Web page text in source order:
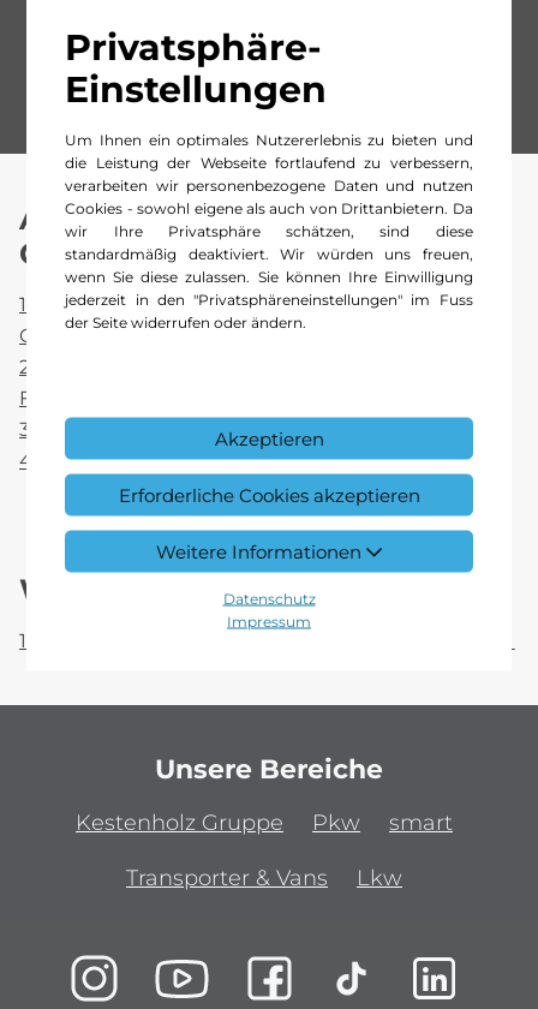
Privatsphäre-
Einstellungen
Um Ihnen ein optimales Nutzererlebnis zu bieten und
die Leistung der Webseite fortlaufend zu verbessern,
verarbeiten wir personenbezogene Daten und nutzen
Cookies - sowohl eigene als auch von Drittanbietern. Da
wir Ihre Privatsphäre schätzen, sind diese
standardmäßig deaktiviert. Wir würden uns freuen,
wenn Sie diese zulassen. Sie können Ihre Einwilligung
jederzeit in den "Privatsphäreneinstellungen" im Fuss
der Seite widerrufen oder ändern.
Akzeptieren
Erforderliche Cookies akzeptieren
Weitere Informationen
Datenschutz
Impressum
Allgemeine
Geschäftsbedingungen (AGB).
1. AGB Verkauf Gebrauchtwagen Kestenholz
GmbH
2. AGB Verkauf neuer und gebrauchter
Fahrzeugteile Kestenholz GmbH
3. AGB Service/Reparaturen Kestenholz GmbH
4. AGB Mietbedingungen Kestenholz GmbH
Widerrufsbelehrung.
1. Widerrufsbelehrung Verkauf Kestenholz GmbH
Unsere Bereiche
Kestenholz Gruppe Pkw smart
Transporter & Vans Lkw